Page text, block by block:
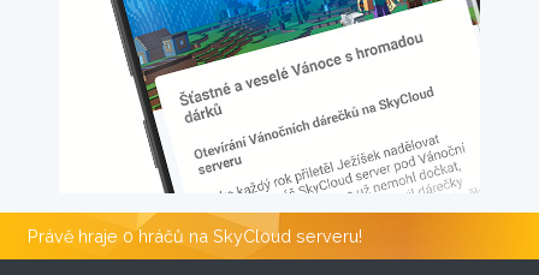
Právě hraje 0 hráčů na SkyCloud serveru!